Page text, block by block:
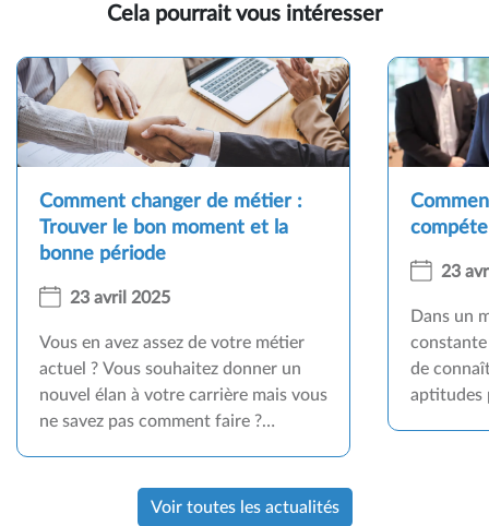
Cela pourrait vous intéresser
Comment changer de métier :
Trouver le bon moment et la
bonne période
23 avril 2025
Vous en avez assez de votre métier
actuel ? Vous souhaitez donner un
nouvel élan à votre carrière mais vous
ne savez pas comment faire ?
d'adopter la bonne stratégie.
23
Dans un
de
aptitudes
Voir toutes les actualités